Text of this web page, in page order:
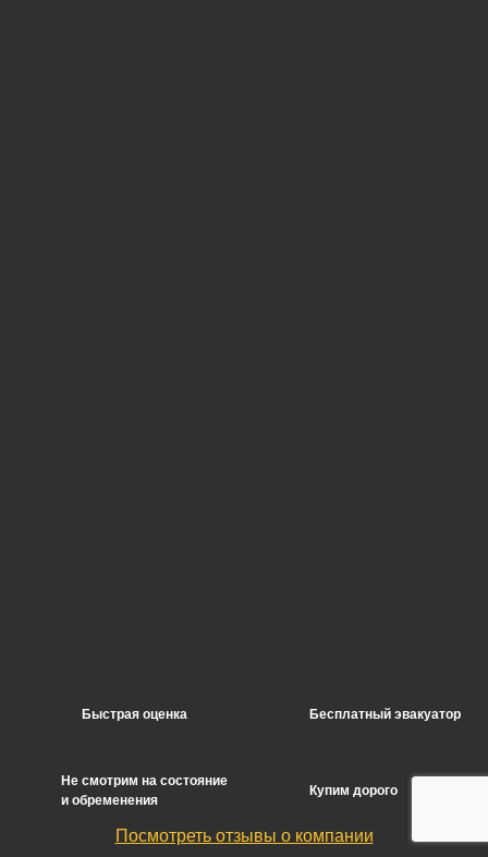
Быстрая оценка Бесплатный эвакуатор
Не смотрим на состояние
и обременения
Купим дорого
Посмотреть отзывы о компании